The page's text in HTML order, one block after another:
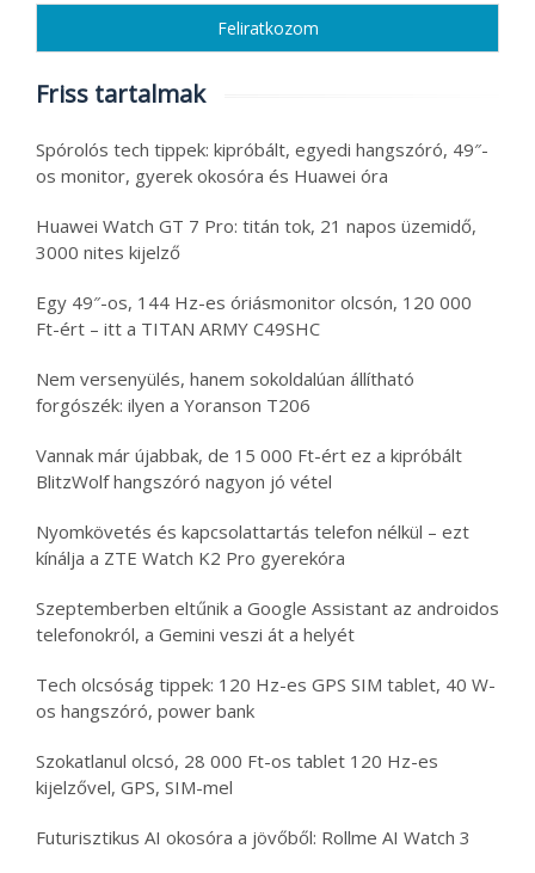
Friss tartalmak
Spórolós tech tippek: kipróbált, egyedi hangszóró, 49″-
os monitor, gyerek okosóra és Huawei óra
Huawei Watch GT 7 Pro: titán tok, 21 napos üzemidő,
3000 nites kijelző
Egy 49″-os, 144 Hz-es óriásmonitor olcsón, 120 000
Ft-ért – itt a TITAN ARMY C49SHC
Nem versenyülés, hanem sokoldalúan állítható
forgószék: ilyen a Yoranson T206
Vannak már újabbak, de 15 000 Ft-ért ez a kipróbált
BlitzWolf hangszóró nagyon jó vétel
Nyomkövetés és kapcsolattartás telefon nélkül – ezt
kínálja a ZTE Watch K2 Pro gyerekóra
Szeptemberben eltűnik a Google Assistant az androidos
telefonokról, a Gemini veszi át a helyét
Tech olcsóság tippek: 120 Hz-es GPS SIM tablet, 40 W-
os hangszóró, power bank
Szokatlanul olcsó, 28 000 Ft-os tablet 120 Hz-es
kijelzővel, GPS, SIM-mel
Futurisztikus AI okosóra a jövőből: Rollme AI Watch 3